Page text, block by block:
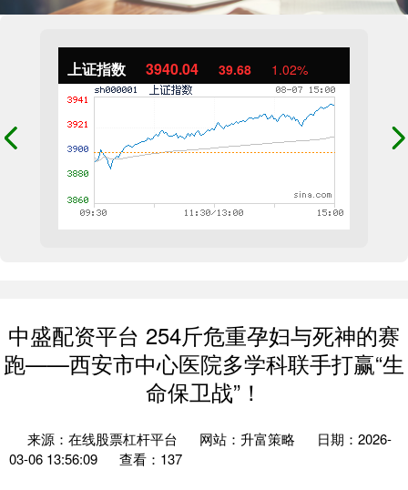
上证指数 3940.04 39.68 1.02%
中盛配资平台 254斤危重孕妇与死神的赛
跑——西安市中心医院多学科联手打赢“生
命保卫战”！
来源：在线股票杠杆平台 网站：升富策略
日期：2026-
03-06 13:56:09
查看：137